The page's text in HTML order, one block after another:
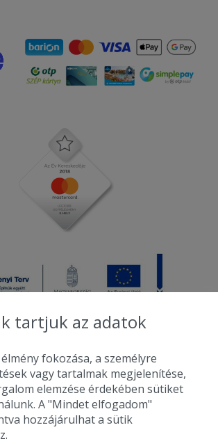
- Falatozz.hu - Diston-line Kft.
menük kedvező áron, egy helyen az összes
étterem ajánlata.
tartjuk az adatok
fokozása, a személyre
vagy tartalmak megjelenítése,
elemzése érdekében sütiket
A "Mindet elfogadom"
hozzájárulhat a sütik